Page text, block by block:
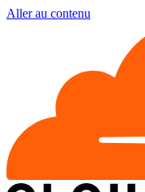
Aller au contenu